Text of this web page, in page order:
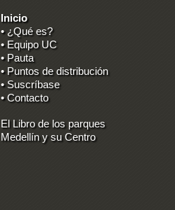
Inicio
• ¿Qué es?
• Equipo UC
• Pauta
• Puntos de distribución
• Suscríbase
• Contacto
El Libro de los parques
Medellín y su Centro